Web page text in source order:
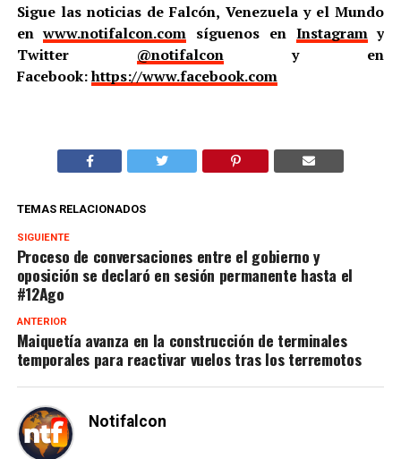
Sigue las noticias de Falcón, Venezuela y el Mundo
enwww.notifalcon.com síguenos en Instagramy
Twitter @notifalcony en
Facebook:https://www.facebook.com
TEMAS RELACIONADOS
SIGUIENTE
Proceso de conversaciones entre el gobierno y
oposición se declaró en sesión permanente hasta el
#12Ago
ANTERIOR
Maiquetía avanza en la construcción de terminales
temporales para reactivar vuelos tras los terremotos
Notifalcon